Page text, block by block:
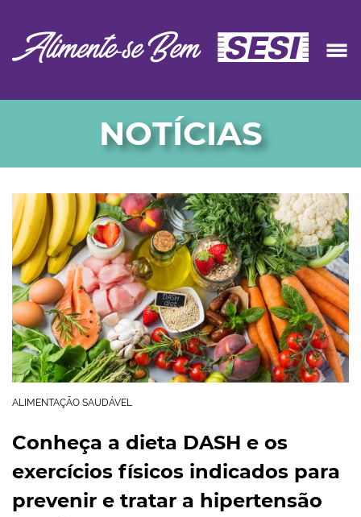
NOTÍCIAS
ALIMENTAÇÃO SAUDÁVEL
Conheça a dieta DASH e os
exercícios físicos indicados para
prevenir e tratar a hipertensão